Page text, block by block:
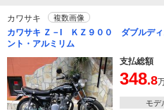
カワサキ 複数画像
カワサキ Ｚ－I ＫＺ９００ ダブルディ
ント・アルミリム
支払総額
348.8
モデ